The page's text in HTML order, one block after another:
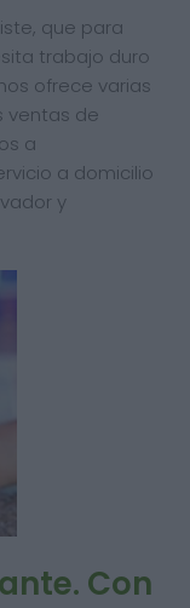
que para
trabajo duro
ofrece varias
ventas de
a
a domicilio
y
Con